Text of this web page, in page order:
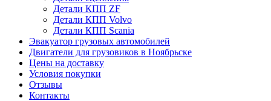
Детали КПП ZF
Детали КПП Volvo
Детали КПП Scania
Эвакуатор грузовых автомобилей
Двигатели для грузовиков в Ноябрьске
Цены на доставку
Условия покупки
Отзывы
Контакты